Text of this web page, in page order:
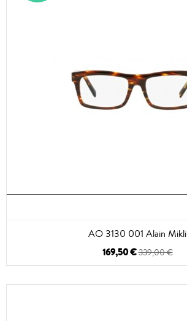
AO 3130 001 Alain Mikli
169,50 €339,00 €